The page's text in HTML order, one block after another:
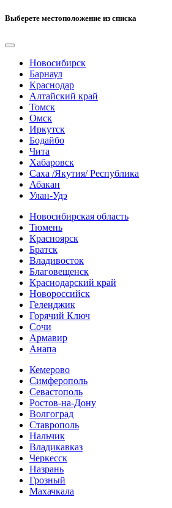
Выберете местоположение из списка
Новосибирск
Барнаул
Краснодар
Алтайский край
Томск
Омск
Иркутск
Бодайбо
Чита
Хабаровск
Саха /Якутия/ Республика
Абакан
Улан-Удэ
Новосибирская область
Тюмень
Красноярск
Братск
Владивосток
Благовещенск
Краснодарский край
Новороссийск
Геленджик
Горячий Ключ
Сочи
Армавир
Анапа
Кемерово
Симферополь
Севастополь
Ростов-на-Дону
Волгоград
Ставрополь
Нальчик
Владикавказ
Черкесск
Назрань
Грозный
Махачкала